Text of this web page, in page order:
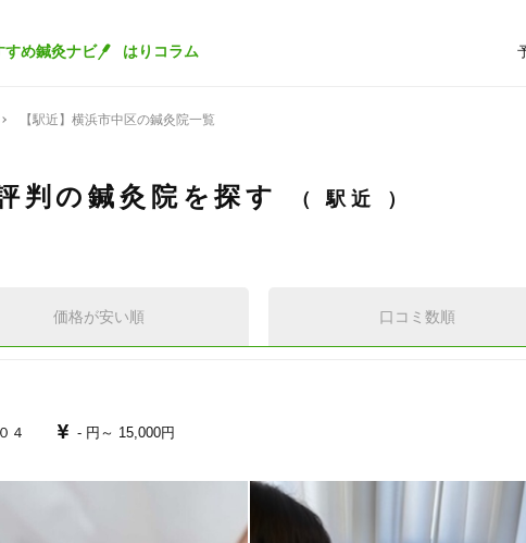
すめ鍼灸ナビ はりコラム
【駅近】横浜市中区の鍼灸院一覧
判の鍼灸院を探す 駅近
価格が安い順 口コミ数順
４ - 円～ 15,000円